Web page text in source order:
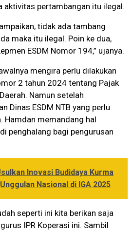
aktivitas pertambangan itu ilegal.
tidak ada tambang
maka itu ilegal. Poin ke dua,
ESDM Nomor 194,” ujanya.
mengira perlu dilakukan
2 tahun 2024 tentang Pajak
Namun setelah
Dinas ESDM NTB yang perlu
Hamdan memandang hal
penghalang bagi pengurusan
Inovasi Budidaya Kurma
Nasional di IGA 2025
seperti ini kita berikan saja
IPR Koperasi ini. Sambil